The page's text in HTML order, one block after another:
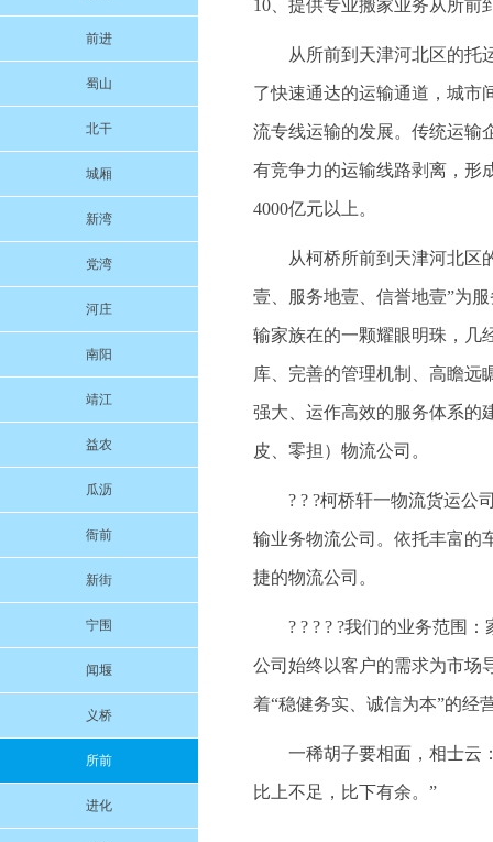
前进
蜀山
北干
城厢
新湾
党湾
河庄
南阳
靖江
益农
瓜沥
衙前
新街
宁围
闻堰
义桥
所前
进化
10、提供专业搬家业务从所前
从所前到天津河北区的托
了快速通达的运输通道，城市
流专线运输的发展。传统运输
有竞争力的运输线路剥离，形
4000亿元以上。
从柯桥所前到天津河北区
壹、服务地壹、信誉地壹”为
输家族在的一颗耀眼明珠，几
库、完善的管理机制、高瞻远
强大、运作高效的服务体系的
皮、零担）物流公司。
? ? ?柯桥轩一物流货运公
输业务物流公司。依托丰富的
捷的物流公司。
? ? ? ? ?我们的业务范围
公司始终以客户的需求为市场
着“稳健务实、诚信为本”的经
一稀胡子要相面，相士云
比上不足，比下有余。”